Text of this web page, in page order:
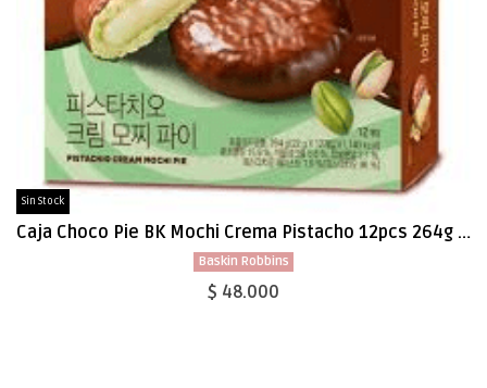
Sin Stock
Caja Choco Pie BK Mochi Crema Pistacho 12pcs 264g x 8
Baskin Robbins
$ 48.000